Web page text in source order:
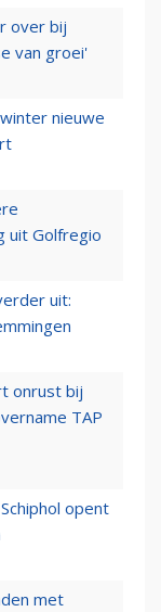
over bij
van groei'
nieuwe
uit Golfregio
uit:
onrust bij
TAP
opent
met